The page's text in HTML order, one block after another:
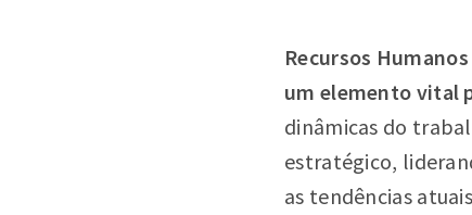
Recursos
um elemento vital
dinâmicas do
estratégico,
as tendências